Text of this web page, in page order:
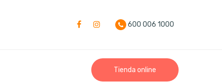
600 006 1000
Tienda online